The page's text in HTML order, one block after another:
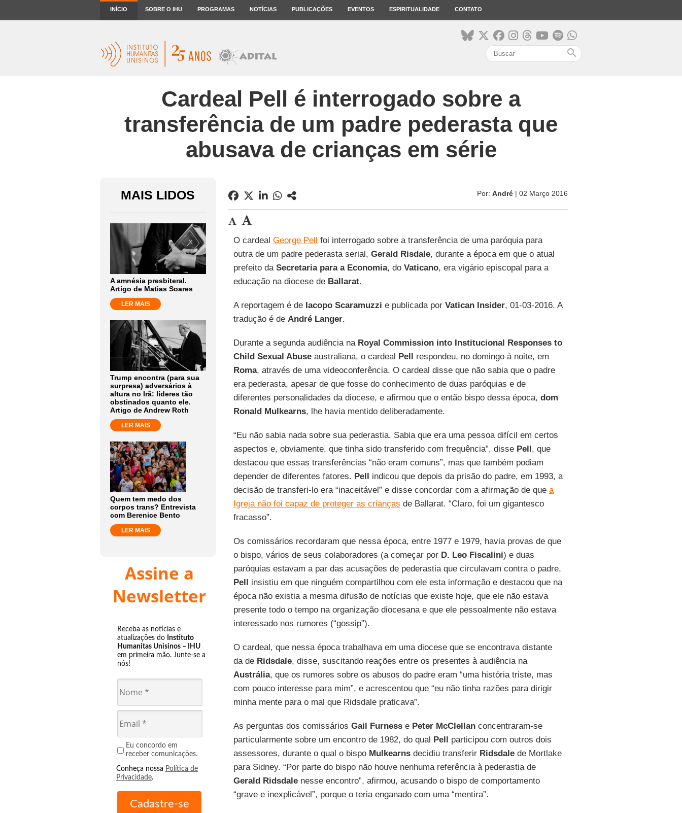
INÍCIO SOBRE O IHU PROGRAMAS NOTÍCIAS PUBLICAÇÕES EVENTOS ESPIRITUALIDADE CONTATO
search
Cardeal Pell é interrogado sobre a
transferência de um padre pederasta que
abusava de crianças em série
MAIS LIDOS
A amnésia presbiteral.
Artigo de Matias Soares
LER MAIS
Trump encontra (para sua
surpresa) adversários à
altura no Irã: líderes tão
obstinados quanto ele.
Artigo de Andrew Roth
LER MAIS
Quem tem medo dos
corpos trans? Entrevista
com Berenice Bento
LER MAIS
Assine a
Newsletter
Receba as notícias e
atualizações do Instituto
Humanitas Unisinos – IHU
em primeira mão. Junte-se a
nós!
Eu concordo em
receber comunicações.
Conheça nossa Política de
Privacidade.
Por: André| 02 Março 2016
O cardeal George Pell foi interrogado sobre a transferência de uma paróquia para
outra de um padre pederasta serial, Gerald Risdale, durante a época em que o atual
prefeito da Secretaria para a Economia, do Vaticano, era vigário episcopal para a
educação na diocese de Ballarat.
A reportagem é de Iacopo Scaramuzzi e publicada por Vatican Insider, 01-03-2016. A
tradução é de André Langer.
Durante a segunda audiência na Royal Commission into Institucional Responses to
Child Sexual Abuseaustraliana, o cardeal Pell respondeu, no domingo à noite, em
Roma, através de uma videoconferência. O cardeal disse que não sabia que o padre
era pederasta, apesar de que fosse do conhecimento de duas paróquias e de
diferentes personalidades da diocese, e afirmou que o então bispo dessa época, dom
Ronald Mulkearns, lhe havia mentido deliberadamente.
“Eu não sabia nada sobre sua pederastia. Sabia que era uma pessoa difícil em certos
aspectos e, obviamente, que tinha sido transferido com frequência”, disse Pell, que
destacou que essas transferências “não eram comuns”, mas que também podiam
depender de diferentes fatores. Pell indicou que depois da prisão do padre, em 1993, a
decisão de transferi-lo era “inaceitável” e disse concordar com a afirmação de que a
Igreja não foi capaz de proteger as crianças de Ballarat. “Claro, foi um gigantesco
fracasso”.
Os comissários recordaram que nessa época, entre 1977 e 1979, havia provas de que
o bispo, vários de seus colaboradores (a começar por D. Leo Fiscalini) e duas
paróquias estavam a par das acusações de pederastia que circulavam contra o padre,
Pell insistiu em que ninguém compartilhou com ele esta informação e destacou que na
época não existia a mesma difusão de notícias que existe hoje, que ele não estava
presente todo o tempo na organização diocesana e que ele pessoalmente não estava
interessado nos rumores (“gossip”).
O cardeal, que nessa época trabalhava em uma diocese que se encontrava distante
da de Ridsdale, disse, suscitando reações entre os presentes à audiência na
Austrália, que os rumores sobre os abusos do padre eram “uma história triste, mas
com pouco interesse para mim”, e acrescentou que “eu não tinha razões para dirigir
minha mente para o mal que Ridsdale praticava”.
As perguntas dos comissários Gail Furnesse Peter McClellanconcentraram-se
particularmente sobre um encontro de 1982, do qual Pell participou com outros dois
assessores, durante o qual o bispo Mulkearnsdecidiu transferir Ridsdalede Mortlake
para Sidney. “Por parte do bispo não houve nenhuma referência à pederastia de
Gerald Ridsdalenesse encontro”, afirmou, acusando o bispo de comportamento
“grave e inexplicável”, porque o teria enganado com uma “mentira”.